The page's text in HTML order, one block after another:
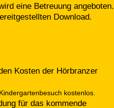
eine Betreuung angeboten.
Download.
Kosten der Hörbranzer
kostenlos.
für das kommende